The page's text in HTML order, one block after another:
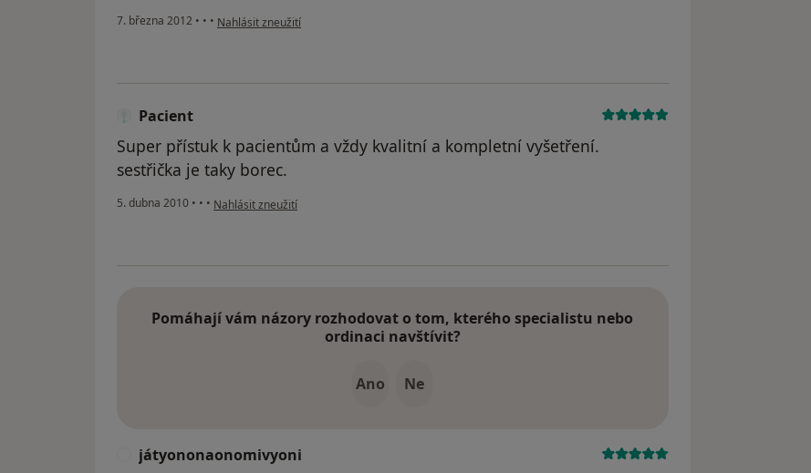
7. března 2012 • • • podle názoru uživatele Váš účet byl odstraněn
Nahlásit zneužití
Pacient
Super přístuk k pacientům a vždy kvalitní a kompletní vyšetření.
sestřička je taky borec.
5. dubna 2010 • • • podle názoru uživatele Pacient
Nahlásit zneužití
Pomáhají vám názory rozhodovat o tom, kterého specialistu nebo
ordinaci navštívit?
Ano Ne
játyononaonomivyoni